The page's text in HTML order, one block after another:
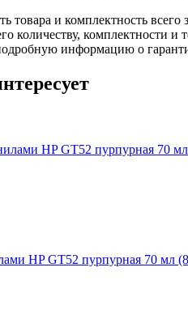
товара и комплектность
количеству,
информацию о
HP GT52 пурпурная 70 мл